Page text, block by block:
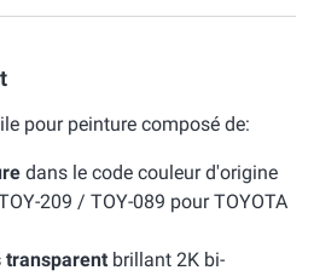
pour peinture composé de:
dans le code couleur d'origine
209 / TOY-089 pour TOYOTA
transparent brillant 2K bi-